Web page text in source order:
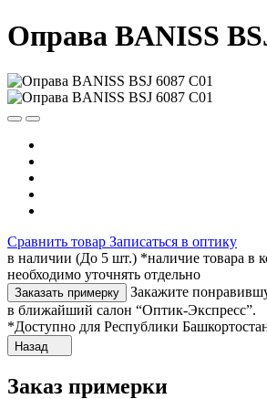
Оправа BANISS
Сравнить товар Записаться в оптику
в наличии (До 5 шт.) *наличие товара в
необходимо уточнять отдельно
Заказать примерку
Закажите
в ближайший салон “Оптик-Экспресс”.
*Доступно для Республики
Назад
Заказ примерки